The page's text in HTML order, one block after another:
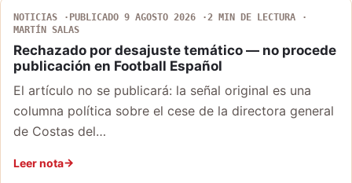
NOTICIAS PUBLICADO 9 AGOSTO 2026
2 MIN DE LECTURA
MARTÍN SALAS
Rechazado por desajuste temático — no procede
publicación en Football Español
El artículo no se publicará: la señal original es una
columna política sobre el cese de la directora general
de Costas del…
Leer nota